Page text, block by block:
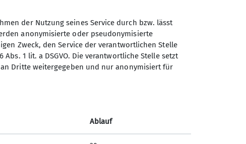
DAV Sektion Berchtesgaden
e.V.
Watzmannstraße 4
der Nutzung seines Service durch bzw. lässt
anonymisierte oder pseudonymisierte
Zweck, den Service der verantwortlichen Stelle
1 lit. a DSGVO. Die verantwortliche Stelle setzt
Dritte weitergegeben und nur anonymisiert für
Ablauf